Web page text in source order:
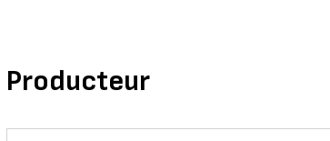
Producteur